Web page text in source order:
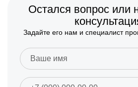
Остался вопрос или
Задайте его нам и специалист